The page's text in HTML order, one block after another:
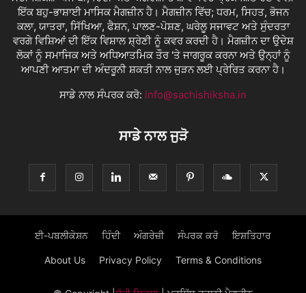
ਇੱਕ ਬਹੁ-ਭਾਸ਼ਾਈ ਮਾਸਿਕ ਮੈਗਜ਼ੀਨ ਹੈ। ਮੈਗਜ਼ੀਨ ਵਿੱਚ; ਧਰਮ, ਸਿਹਤ, ਭੋਜਨ
ਕਲਾ, ਯਾਤਰਾ, ਸਿੱਖਿਆ, ਫੈਸ਼ਨ, ਪਾਲਣ-ਪੋਸ਼ਣ, ਘਰੇਲੂ ਸਜਾਵਟ ਅਤੇ ਸੁੰਦਰਤਾ
ਵਰਗੇ ਵਿਸ਼ਿਆਂ ਦੀ ਇੱਕ ਵਿਸ਼ਾਲ ਸ਼੍ਰੇਣੀ ਨੂੰ ਕਵਰ ਕਰਦੀ ਹੈ। ਮੈਗਜ਼ੀਨ ਦਾ ਉਦੇਸ਼
ਲੋਕਾਂ ਨੂੰ ਸਮਾਜਿਕ ਅਤੇ ਅਧਿਆਤਮਿਕ ਤੌਰ 'ਤੇ ਜਾਗਰੂਕ ਕਰਨਾ ਅਤੇ ਉਨ੍ਹਾਂ ਨੂੰ
ਆਪਣੀ ਆਤਮਾ ਦੀ ਅੰਦਰੂਨੀ ਸ਼ਕਤੀ ਨਾਲ ਜੁੜਨ ਲਈ ਪ੍ਰੇਰਿਤ ਕਰਨਾ ਹੈ।
ਸਾਡੇ ਨਾਲ ਸੰਪਰਕ ਕਰੋ: info@sachishiksha.in
ਸਾਡੇ ਨਾਲ ਜੁੜੋ
ਈ-ਪਬਲੀਕੇਸ਼ਨ ਹਿੰਦੀ ਅੰਗਰੇਜ਼ੀ ਸੰਪਰਕ ਕਰੋ ਇਸ਼ਤਿਹਾਰ
About Us Privacy Policy Terms & Conditions